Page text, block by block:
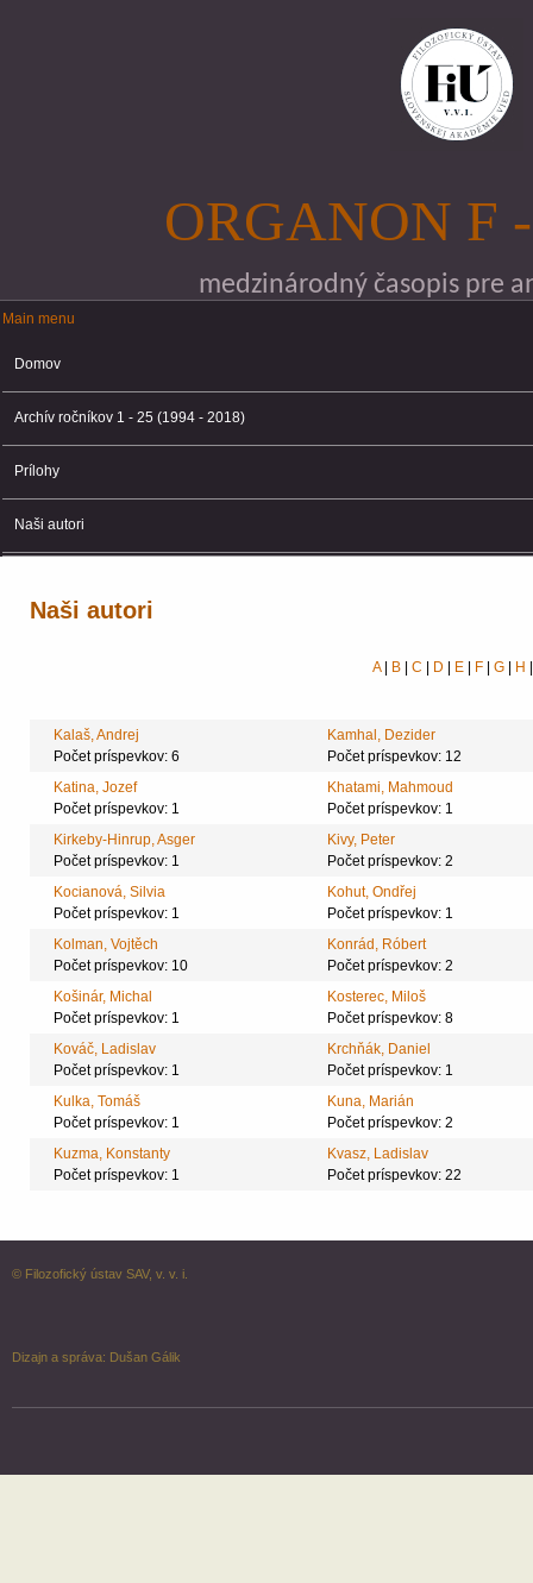
ORGANON F
medzinárodný časopis pre
Main menu
Main menu
Domov
Archív ročníkov 1 - 25 (1994 - 2018)
Prílohy
Naši autori
Naši autori
A B C D E F G H
Kalaš, Andrej
Počet príspevkov: 6
Kamhal, Dezider
Počet príspevkov: 12
Katina, Jozef
Počet príspevkov: 1
Khatami, Mahmoud
Počet príspevkov: 1
Kirkeby-Hinrup, Asger
Počet príspevkov: 1
Kivy, Peter
Počet príspevkov: 2
Kocianová, Silvia
Počet príspevkov: 1
Kohut, Ondřej
Počet príspevkov: 1
Kolman, Vojtěch
Počet príspevkov: 10
Konrád, Róbert
Počet príspevkov: 2
Košinár, Michal
Počet príspevkov: 1
Kosterec, Miloš
Počet príspevkov: 8
Kováč, Ladislav
Počet príspevkov: 1
Krchňák, Daniel
Počet príspevkov: 1
Kulka, Tomáš
Počet príspevkov: 1
Kuna, Marián
Počet príspevkov: 2
Kuzma, Konstanty
Počet príspevkov: 1
Kvasz, Ladislav
Počet príspevkov: 22
© Filozofický ústav SAV, v. v. i.
Dizajn a správa: Dušan Gálik